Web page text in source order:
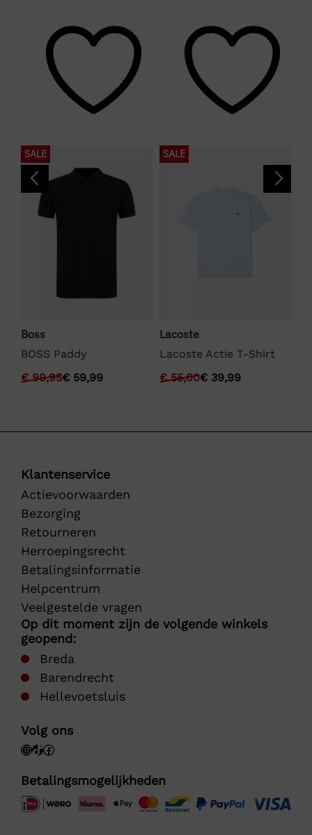
SALE
Boss
BOSS Paddy
€99,95€ 59,99
SALE
Lacoste
Lacoste Actie T-Shirt
€55,00€ 39,99
Klantenservice
Actievoorwaarden
Bezorging
Retourneren
Herroepingsrecht
Betalingsinformatie
Helpcentrum
Veelgestelde vragen
Op dit moment zijn de volgende winkels
geopend:
Breda
Barendrecht
Hellevoetsluis
Volg ons
Betalingsmogelijkheden